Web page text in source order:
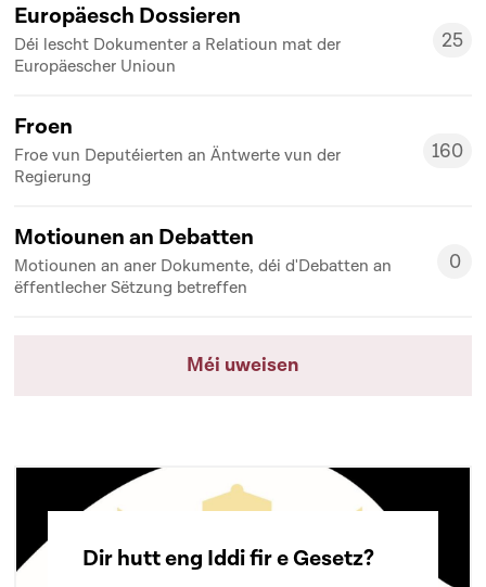
Europäesch Dossieren
Déi lescht Dokumenter a Relatioun mat der
Europäescher Unioun
25
25
Froen
Froe vun Deputéierten an Äntwerte vun der
Regierung
160
160
Motiounen an Debatten
Motiounen an aner Dokumente, déi d'Debatten an
ëffentlecher Sëtzung betreffen
0
0
Méi uweisen
Dir hutt eng Iddi fir e Gesetz?